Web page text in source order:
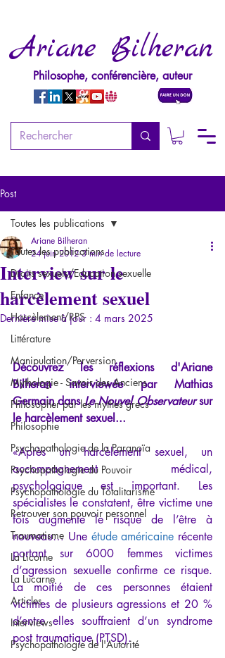
Ariane Bilheran
Philosophe, conférencière, auteur
Post
Toutes les publications
Droits sexuels/Education sexuelle
Enfance
Harcèlement/RPS
Littérature
Manipulation/Perversion
Mythologie - Savoir des Anciens
Philosopher par les mythes grecs
Philosophie
Psychopathologie de la Paranoïa
Psychopathologie du Pouvoir
Psychopathologie du Totalitarisme
Retrouver son pouvoir personnel
Traumatisme
La Licorne
La Lucarne
Articles
Interviews
Psychopathologie de l'Autorité
Toutes les publications
Interview sur le
harcèlement sexuel
Ariane Bilheran
24 juin 2012 3 min de lecture
Dernière mise à jour : 4 mars 2025
Découvrez les réflexions d'Ariane
Bilheran interviewée par Mathias
Germain dans Le Nouvel Observateur sur
le harcèlement sexuel...
«Après un harcèlement sexuel, un
accompagnement médical,
psychologique est important. Les
spécialistes le constatent, être victime une
fois augmente le risque de l’être à
nouveau… Une étude américaine récente
portant sur 6000 femmes victimes
d’agression sexuelle confirme ce risque.
La moitié de ces personnes étaient
victimes de plusieurs agressions et 20 %
d’entre elles souffraient d’un syndrome
post traumatique (PTSD).